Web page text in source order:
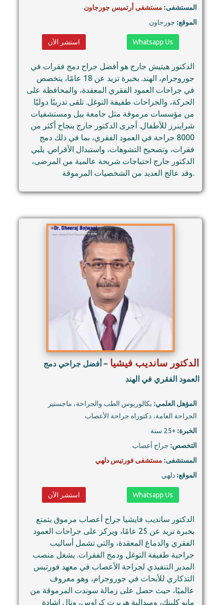
المستشفى: مستشفى أرتميس جورجاون
الموقع: جورجاون
استشر الآن Whatsapp Us
الدكتور هيتيش جارج هو أفضل جراح دمج فقرات في
جوروجرام، الهند. بخبرة تزيد عن 18 عامًا، يتخصص
في جراحات العمود الفقري المعقدة، والمحافظة على
الحركة، والجراحات طفيفة التوغل. تلقى تدريبًا دوليًا
من مؤسسات مرموقة مثل جامعة ييل ومستشفيات
شراينرز للأطفال. أجرى الدكتور جارج بنجاح أكثر من
8000 جراحة في العمود الفقري، بما في ذلك دمج
فقرات، وتصحيح التشوهات، واستبدال الأقراص. يلبي
الدكتور جارج احتياجات شريحة عالمية من المرضى،
وقد عالج العديد من الشخصيات المرموقة.
الدكتور سانديب فيشيا – أفضل جراحي دمج
العمود الفقري في الهند
المؤهل العلمي: بكالوريوس الطب والجراحة، ماجستير
الجراحة العامة، دكتوراه جراحة الأعصاب
الخبرة: +25 سنة
التخصص: جراح أعصاب
المستشفى: مستشفى فورتيس دلهي
الموقع: دلهي
استشر الآن Whatsapp Us
الدكتور سانديب فايشيا جراح أعصاب مرموق يتمتع
بخبرة تزيد عن 25 عامًا، ويركز على جراحات العمود
الفقري والدماغ المعقدة، والتي تشمل أساليب
جراحية طفيفة التوغل ودمج الفقرات. يشغل منصب
المدير التنفيذي لجراحة الأعصاب في معهد فورتيس
التذكاري للأبحاث في جوروجرام، وهو معروف
عالميًا، حيث حصل على زمالة سوندت المرموقة من
مايو كلينك، وميدالية هربرت كراوس، ونال إشادة